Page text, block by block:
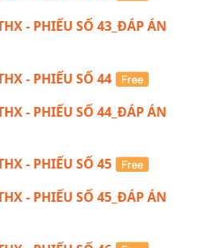
- PHIẾU SỐ 43_ĐÁP ÁN
- PHIẾU SỐ 44
- PHIẾU SỐ 44_ĐÁP ÁN
- PHIẾU SỐ 45
- PHIẾU SỐ 45_ĐÁP ÁN